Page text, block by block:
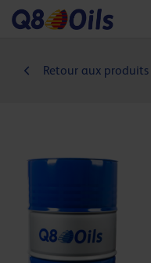
Retour aux produits